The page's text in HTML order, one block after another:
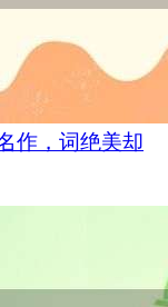
作，词绝美却